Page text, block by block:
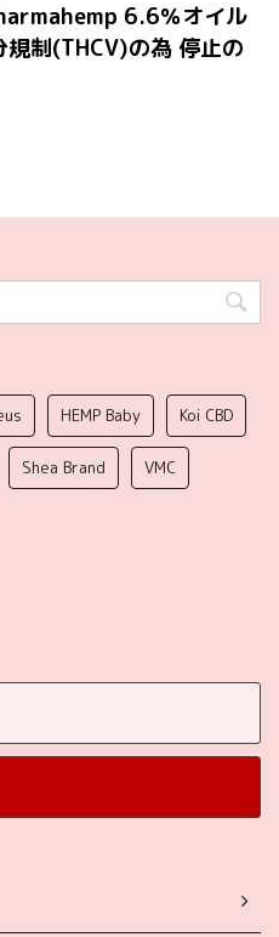
6.6％オイル
規制(THCV)の為 停止の
HEMP Baby Koi CBD
Shea Brand VMC